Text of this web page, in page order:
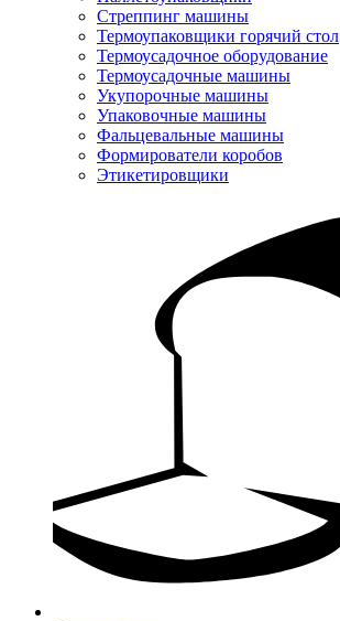
Стреппинг машины
Термоупаковщики горячий стол
Термоусадочное оборудование
Термоусадочные машины
Укупорочные машины
Упаковочные машины
Фальцевальные машины
Формирователи коробов
Этикетировщики